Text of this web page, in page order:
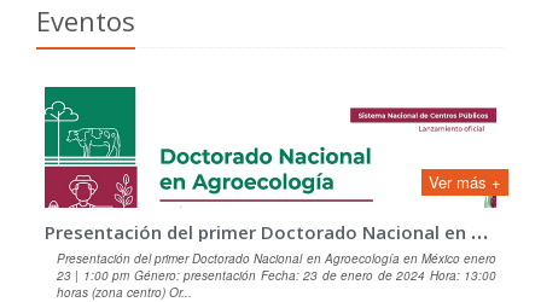
Eventos
Ver más +
P
resentación del primer Doctorado Nacional en Agroecología en México
Presentación del primer Doctorado Nacional en Agroecología en México enero
23 | 1:00 pm Género: presentación Fecha: 23 de enero de 2024 Hora: 13:00
horas (zona centro) Or...